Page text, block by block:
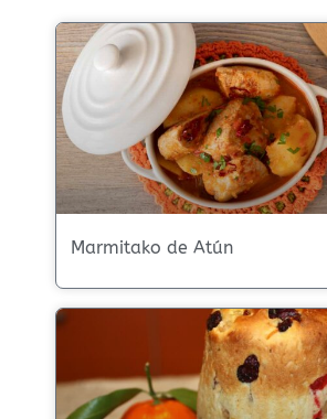
Marmitako de Atún